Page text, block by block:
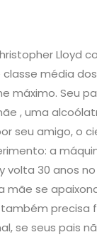
Lloyd
média
máximo. Seu
, uma
seu amigo, o
a
volta 30 anos
mãe se
precisa
se seus pais